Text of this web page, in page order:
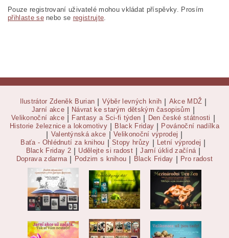
Pouze registrovaní uživatelé mohou vkládat příspěvky. Prosím
přihlaste senebo se registrujte.
Ilustrátor Zdeněk Burian Výběr levných knih Akce MDŽ
Jarní akce Návrat ke starým dětským časopisům
Velikonoční akce Fantasy a Sci-fi týden Den české státnosti
Historie železnice a lokomotivy Black Friday Povánoční nadílka
Valentýnská akce Velikonoční výprodej
Baťa - Ohlédnutí za knihou Stopy hrůzy Letní výprodej
Black Friday 2 Udělejte si radost Jarní úklid začíná
Doprava zdarma Podzim s knihou Black Friday Pro radost